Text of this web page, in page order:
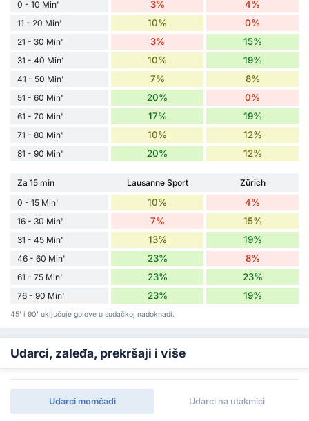
0 - 10 Min'
3% 4%
11 - 20 Min' 10% 0%
21 - 30 Min' 3% 15%
31 - 40 Min' 10% 19%
41 - 50 Min' 7% 8%
51 - 60 Min' 20% 0%
61 - 70 Min' 17% 19%
71 - 80 Min' 10% 12%
81 - 90 Min' 20% 12%
Za 15 min Lausanne Sport
Zürich
0 - 15 Min'
10% 4%
16 - 30 Min' 7% 15%
31 - 45 Min' 13% 19%
46 - 60 Min' 23% 8%
61 - 75 Min' 23% 23%
76 - 90 Min' 23% 19%
45' i 90' uključuje golove u sudačkoj nadoknadi.
Udarci, zaleđa, prekršaji i više
Udarci momčadi Udarci na utakmici